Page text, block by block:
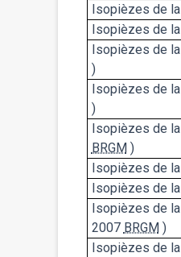
Isopièzes de la
Isopièzes de la
Isopièzes de la
)
Isopièzes de la
)
Isopièzes de la
BRGM )
Isopièzes de la
Isopièzes de la
Isopièzes de la
2007 BRGM )
Isopièzes de la